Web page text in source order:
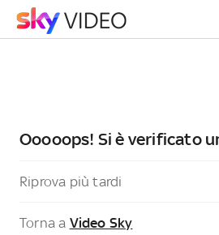
Ooooops! Si è verificato
Riprova più tardi
Torna a Video Sky